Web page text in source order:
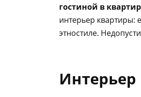
гостиной в
интерьер квартиры:
этностиле.
Интерьер